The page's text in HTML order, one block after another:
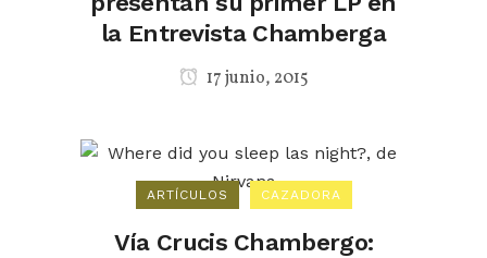
la Entrevista Chamberga
17 junio, 2015
ARTÍCULOS CAZADORA
Vía Crucis Chambergo: